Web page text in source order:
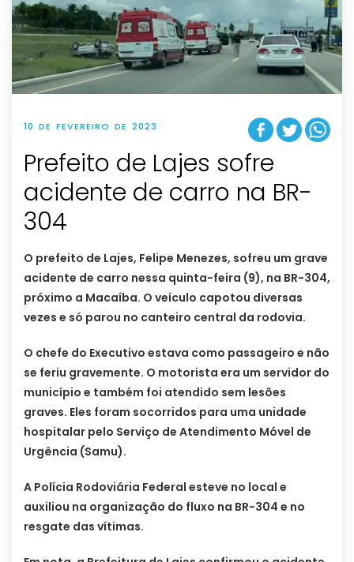
10 DE FEVEREIRO DE 2023
Prefeito de Lajes sofre
acidente de carro na BR-
304
O prefeito de Lajes, Felipe Menezes, sofreu um grave
acidente de carro nessa quinta-feira (9), na BR-304,
próximo a Macaíba. O veículo capotou diversas
vezes e só parou no canteiro central da rodovia.
O chefe do Executivo estava como passageiro e não
se feriu gravemente. O motorista era um servidor do
município e também foi atendido sem lesões
graves. Eles foram socorridos para uma unidade
hospitalar pelo Serviço de Atendimento Móvel de
Urgência (Samu).
A Polícia Rodoviária Federal esteve no local e
auxiliou na organização do fluxo na BR-304 e no
resgate das vítimas.